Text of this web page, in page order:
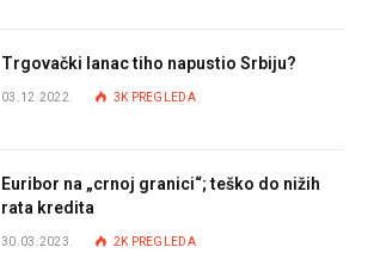
Trgovački lanac tiho napustio Srbiju?
03.12.2022. 3K PREGLEDA
Euribor na „crnoj granici“; teško do nižih
rata kredita
30.03.2023. 2K PREGLEDA